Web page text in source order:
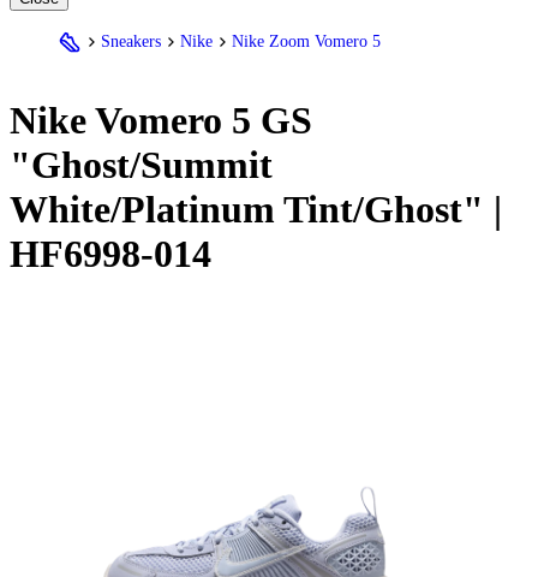
Sneakers Nike Nike Zoom Vomero 5
NikeVomero 5 GS
"Ghost/Summit
White/Platinum Tint/Ghost" |
HF6998-014